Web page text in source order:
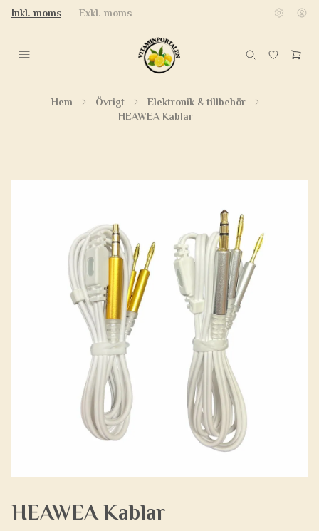
Inkl. moms Exkl. moms
Hem Övrigt
Elektronik & tillbehör
HEAWEA Kablar
HEAWEA Kablar